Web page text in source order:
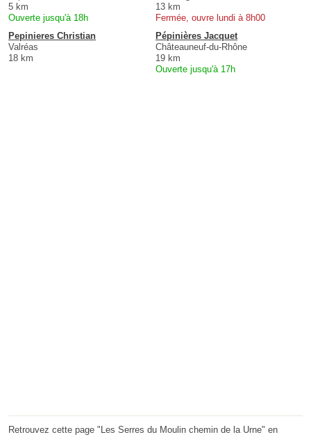
5 km
Ouverte jusqu'à 18h
13 km
Fermée, ouvre lundi à 8h00
Pepinieres Christian
Valréas
18 km
Pépinières Jacquet
Châteauneuf-du-Rhône
19 km
Ouverte jusqu'à 17h
Retrouvez cette page "Les Serres du Moulin chemin de la Urne" en